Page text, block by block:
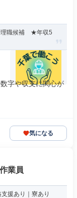
理職候補 ★年収5
字や収支に関心が
気になる
業員
援あり｜寮あり